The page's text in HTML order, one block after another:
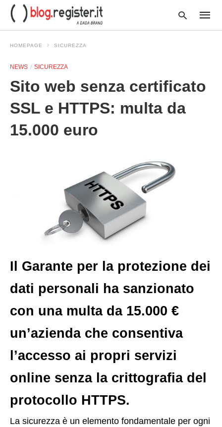
your
search
HOMEPAGE SICUREZZA
NEWS SICUREZZA
Sito web senza certificato
SSL e HTTPS: multa da
15.000 euro
Il Garante per la protezione dei
dati personali ha sanzionato
con una multa da 15.000 €
un’azienda che consentiva
l’accesso ai propri servizi
online senza la crittografia del
protocollo HTTPS.
La sicurezza è un elemento fondamentale per ogni